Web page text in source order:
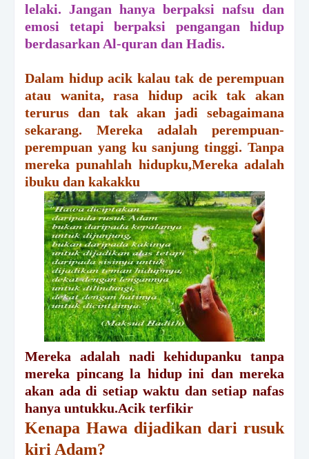
lelaki. Jangan hanya berpaksi nafsu dan
emosi tetapi berpaksi pengangan hidup
berdasarkan Al-quran dan Hadis.
Dalam hidup acik kalau tak de perempuan
atau wanita, rasa hidup acik tak akan
terurus dan tak akan jadi sebagaimana
sekarang. Mereka adalah perempuan-
perempuan yang ku sanjung tinggi. Tanpa
mereka punahlah hidupku,Mereka adalah
ibuku dan kakakku
Mereka adalah nadi kehidupanku tanpa
mereka pincang la hidup ini dan mereka
akan ada di setiap waktu dan setiap nafas
hanya untukku.Acik terfikir
Kenapa Hawa dijadikan dari rusuk
kiri Adam?